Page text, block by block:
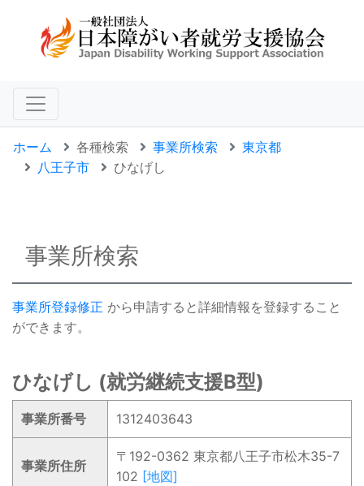
ホーム 各種検索 事業所検索
東京都
八王子市
ひなげし
事業所検索
事業所登録修正 から申請すると詳細情報を登録すること
ができます。
ひなげし (就労継続支援B型)
事業所番号 1312403643
事業所住所
〒192-0362 東京都八王子市松木35-7
102 [地図]